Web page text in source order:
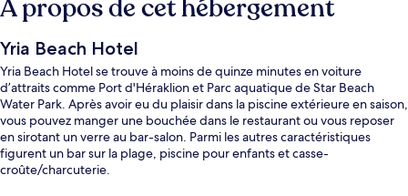
À propos de cet hébergement
Yria Beach Hotel
Yria Beach Hotel se trouve à moins de quinze minutes en voiture
d’attraits comme Port d'Héraklion et Parc aquatique de Star Beach
Water Park. Après avoir eu du plaisir dans la piscine extérieure en saison,
vous pouvez manger une bouchée dans le restaurant ou vous reposer
en sirotant un verre au bar-salon. Parmi les autres caractéristiques
figurent un bar sur la plage, piscine pour enfants et casse-
croûte/charcuterie.